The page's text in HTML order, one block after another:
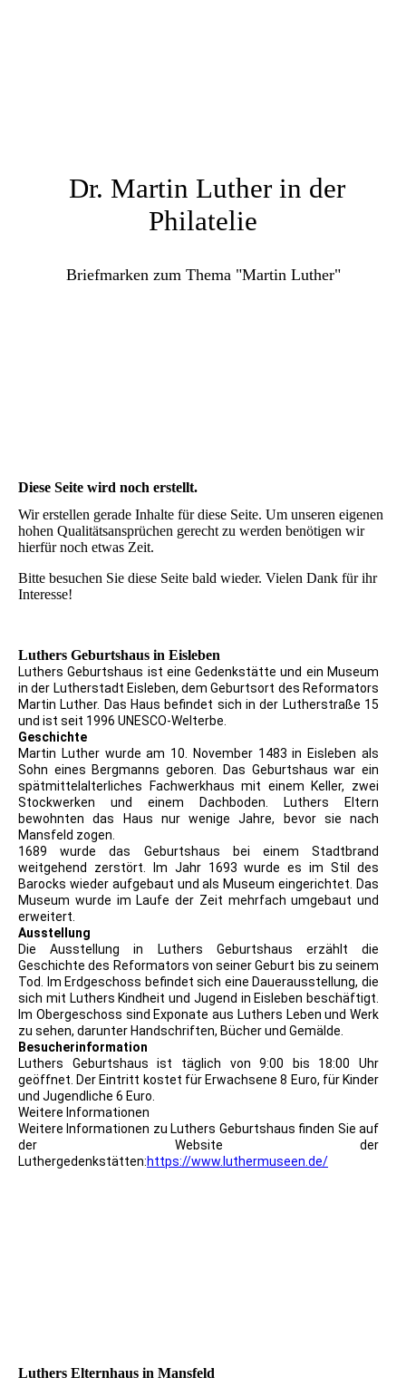
Dr. Martin Luther in der
Philatelie
Briefmarken zum Thema "Martin Luther"
Diese Seite wird noch erstellt.
Wir erstellen gerade Inhalte für diese Seite. Um unseren eigenen
hohen Qualitätsansprüchen gerecht zu werden benötigen wir
hierfür noch etwas Zeit.
Bitte besuchen Sie diese Seite bald wieder. Vielen Dank für ihr
Interesse!
Luthers Geburtshaus in Eisleben
Luthers Geburtshaus ist eine Gedenkstätte und ein Museum
in der Lutherstadt Eisleben, dem Geburtsort des Reformators
Martin Luther. Das Haus befindet sich in der Lutherstraße 15
und ist seit 1996 UNESCO-Welterbe.
Geschichte
Martin Luther wurde am 10. November 1483 in Eisleben als
Sohn eines Bergmanns geboren. Das Geburtshaus war ein
spätmittelalterliches Fachwerkhaus mit einem Keller, zwei
Stockwerken und einem Dachboden. Luthers Eltern
bewohnten das Haus nur wenige Jahre, bevor sie nach
Mansfeld zogen.
1689 wurde das Geburtshaus bei einem Stadtbrand
weitgehend zerstört. Im Jahr 1693 wurde es im Stil des
Barocks wieder aufgebaut und als Museum eingerichtet. Das
Museum wurde im Laufe der Zeit mehrfach umgebaut und
erweitert.
Ausstellung
Die Ausstellung in Luthers Geburtshaus erzählt die
Geschichte des Reformators von seiner Geburt bis zu seinem
Tod. Im Erdgeschoss befindet sich eine Dauerausstellung, die
sich mit Luthers Kindheit und Jugend in Eisleben beschäftigt.
Im Obergeschoss sind Exponate aus Luthers Leben und Werk
zu sehen, darunter Handschriften, Bücher und Gemälde.
Besucherinformation
Luthers Geburtshaus ist täglich von 9:00 bis 18:00 Uhr
geöffnet. Der Eintritt kostet für Erwachsene 8 Euro, für Kinder
und Jugendliche 6 Euro.
Weitere Informationen
Weitere Informationen zu Luthers Geburtshaus finden Sie auf
der Website der
Luthergedenkstätten:https://www.luthermuseen.de/
Luthers Elternhaus in Mansfeld